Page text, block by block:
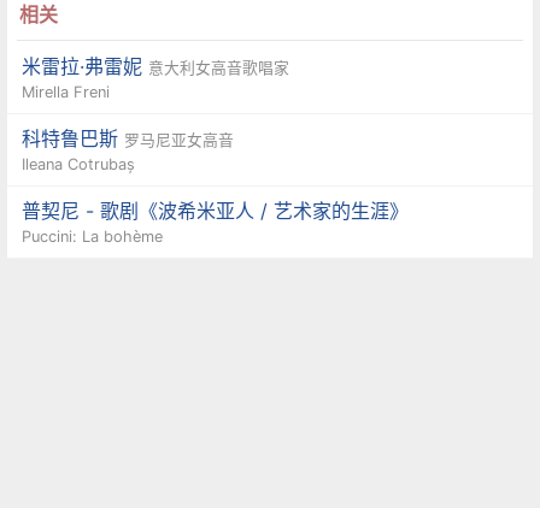
相关
米雷拉·弗雷妮 意大利女高音歌唱家
Mirella Freni
科特鲁巴斯 罗马尼亚女高音
Ileana Cotrubaș
普契尼 - 歌剧《波希米亚人 / 艺术家的生涯》
Puccini: La bohème